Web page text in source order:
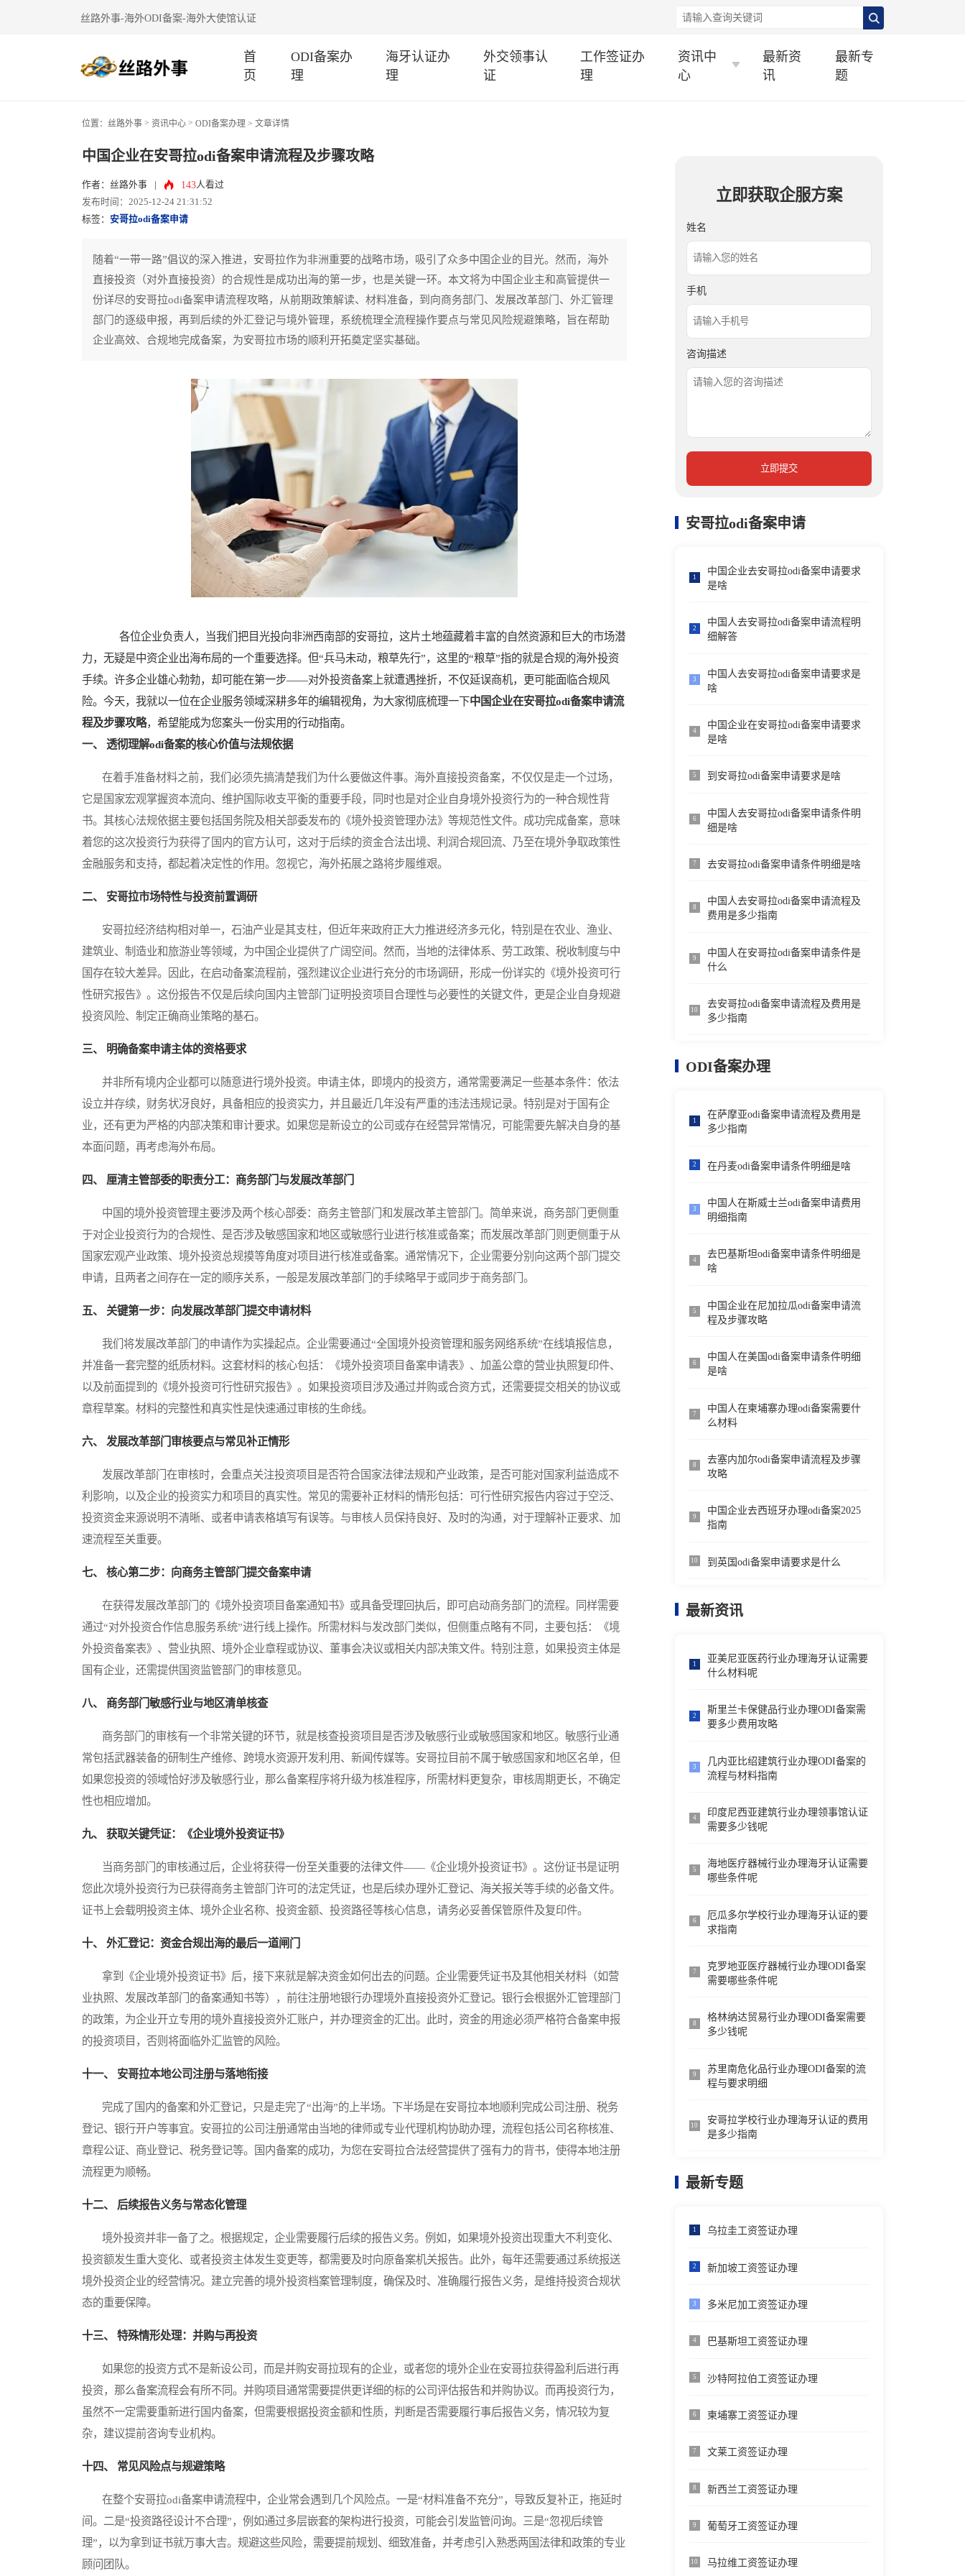
丝路外事-海外ODI备案-海外大使馆认证
首
页
ODI备案办
理
海牙认证办
理
外交领事认
证
工作签证办
理
资讯中
心
最新资
讯
最新专
题
位置： 丝路外事 > 资讯中心 > ODI备案办理 > 文章详情
中国企业在安哥拉odi备案申请流程及步骤攻略
作者：丝路外事 143人看过
发布时间：2025-12-24 21:31:52
标签： 安哥拉odi备案申请
随着“一带一路”倡议的深入推进，安哥拉作为非洲重要的战略市场，吸引了众多中国企业的目光。然而，海外
直接投资（对外直接投资）的合规性是成功出海的第一步，也是关键一环。本文将为中国企业主和高管提供一
份详尽的安哥拉odi备案申请流程攻略，从前期政策解读、材料准备，到向商务部门、发展改革部门、外汇管理
部门的逐级申报，再到后续的外汇登记与境外管理，系统梳理全流程操作要点与常见风险规避策略，旨在帮助
企业高效、合规地完成备案，为安哥拉市场的顺利开拓奠定坚实基础。
各位企业负责人，当我们把目光投向非洲西南部的安哥拉，这片土地蕴藏着丰富的自然资源和巨大的市场潜
力，无疑是中资企业出海布局的一个重要选择。但“兵马未动，粮草先行”，这里的“粮草”指的就是合规的海外投资
手续。许多企业雄心勃勃，却可能在第一步——对外投资备案上就遭遇挫折，不仅延误商机，更可能面临合规风
险。今天，我就以一位在企业服务领域深耕多年的编辑视角，为大家彻底梳理一下中国企业在安哥拉odi备案申请流
程及步骤攻略，希望能成为您案头一份实用的行动指南。
一、 透彻理解odi备案的核心价值与法规依据
在着手准备材料之前，我们必须先搞清楚我们为什么要做这件事。海外直接投资备案，不仅仅是走一个过场，
它是国家宏观掌握资本流向、维护国际收支平衡的重要手段，同时也是对企业自身境外投资行为的一种合规性背
书。其核心法规依据主要包括国务院及相关部委发布的《境外投资管理办法》等规范性文件。成功完成备案，意味
着您的这次投资行为获得了国内的官方认可，这对于后续的资金合法出境、利润合规回流、乃至在境外争取政策性
金融服务和支持，都起着决定性的作用。忽视它，海外拓展之路将步履维艰。
二、 安哥拉市场特性与投资前置调研
安哥拉经济结构相对单一，石油产业是其支柱，但近年来政府正大力推进经济多元化，特别是在农业、渔业、
建筑业、制造业和旅游业等领域，为中国企业提供了广阔空间。然而，当地的法律体系、劳工政策、税收制度与中
国存在较大差异。因此，在启动备案流程前，强烈建议企业进行充分的市场调研，形成一份详实的《境外投资可行
性研究报告》。这份报告不仅是后续向国内主管部门证明投资项目合理性与必要性的关键文件，更是企业自身规避
投资风险、制定正确商业策略的基石。
三、 明确备案申请主体的资格要求
并非所有境内企业都可以随意进行境外投资。申请主体，即境内的投资方，通常需要满足一些基本条件：依法
设立并存续，财务状冴良好，具备相应的投资实力，并且最近几年没有严重的违法违规记录。特别是对于国有企
业，还有更为严格的内部决策和审计要求。如果您是新设立的公司或存在经营异常情况，可能需要先解决自身的基
本面问题，再考虑海外布局。
四、 厘清主管部委的职责分工：商务部门与发展改革部门
中国的境外投资管理主要涉及两个核心部委：商务主管部门和发展改革主管部门。简单来说，商务部门更侧重
于对企业投资行为的合规性、是否涉及敏感国家和地区或敏感行业进行核准或备案；而发展改革部门则更侧重于从
国家宏观产业政策、境外投资总规摸等角度对项目进行核准或备案。通常情况下，企业需要分别向这两个部门提交
申请，且两者之间存在一定的顺序关系，一般是发展改革部门的手续略早于或同步于商务部门。
五、 关键第一步：向发展改革部门提交申请材料
我们将发展改革部门的申请作为实操起点。企业需要通过“全国境外投资管理和服务网络系统”在线填报信息，
并准备一套完整的纸质材料。这套材料的核心包括：《境外投资项目备案申请表》、加盖公章的营业执照复印件、
以及前面提到的《境外投资可行性研究报告》。如果投资项目涉及通过并购或合资方式，还需要提交相关的协议或
章程草案。材料的完整性和真实性是快速通过审核的生命线。
六、 发展改革部门审核要点与常见补正情形
发展改革部门在审核时，会重点关注投资项目是否符合国家法律法规和产业政策，是否可能对国家利益造成不
利影响，以及企业的投资实力和项目的真实性。常见的需要补正材料的情形包括：可行性研究报告内容过于空泛、
投资资金来源说明不清晰、或者申请表格填写有误等。与审核人员保持良好、及时的沟通，对于理解补正要求、加
速流程至关重要。
七、 核心第二步：向商务主管部门提交备案申请
在获得发展改革部门的《境外投资项目备案通知书》或具备受理回执后，即可启动商务部门的流程。同样需要
通过“对外投资合作信息服务系统”进行线上操作。所需材料与发改部门类似，但侧重点略有不同，主要包括：《境
外投资备案表》、营业执照、境外企业章程或协议、董事会决议或相关内部决策文件。特别注意，如果投资主体是
国有企业，还需提供国资监管部门的审核意见。
八、 商务部门敏感行业与地区清单核查
商务部门的审核有一个非常关键的环节，就是核查投资项目是否涉及敏感行业或敏感国家和地区。敏感行业通
常包括武器装备的研制生产维修、跨境水资源开发利用、新闻传媒等。安哥拉目前不属于敏感国家和地区名单，但
如果您投资的领域恰好涉及敏感行业，那么备案程序将升级为核准程序，所需材料更复杂，审核周期更长，不确定
性也相应增加。
九、 获取关键凭证：《企业境外投资证书》
当商务部门的审核通过后，企业将获得一份至关重要的法律文件——《企业境外投资证书》。这份证书是证明
您此次境外投资行为已获得商务主管部门许可的法定凭证，也是后续办理外汇登记、海关报关等手续的必备文件。
证书上会载明投资主体、境外企业名称、投资金额、投资路径等核心信息，请务必妥善保管原件及复印件。
十、 外汇登记：资金合规出海的最后一道闸门
拿到《企业境外投资证书》后，接下来就是解决资金如何出去的问题。企业需要凭证书及其他相关材料（如营
业执照、发展改革部门的备案通知书等），前往注册地银行办理境外直接投资外汇登记。银行会根据外汇管理部门
的政策，为企业开立专用的境外直接投资外汇账户，并办理资金的汇出。此时，资金的用途必须严格符合备案申报
的投资项目，否则将面临外汇监管的风险。
十一、 安哥拉本地公司注册与落地衔接
完成了国内的备案和外汇登记，只是走完了“出海”的上半场。下半场是在安哥拉本地顺利完成公司注册、税务
登记、银行开户等事宜。安哥拉的公司注册通常由当地的律师或专业代理机构协助办理，流程包括公司名称核准、
章程公证、商业登记、税务登记等。国内备案的成功，为您在安哥拉合法经营提供了强有力的背书，使得本地注册
流程更为顺畅。
十二、 后续报告义务与常态化管理
境外投资并非一备了之。根据规定，企业需要履行后续的报告义务。例如，如果境外投资出现重大不利变化、
投资额发生重大变化、或者投资主体发生变更等，都需要及时向原备案机关报告。此外，每年还需要通过系统报送
境外投资企业的经营情况。建立完善的境外投资档案管理制度，确保及时、准确履行报告义务，是维持投资合规状
态的重要保障。
十三、 特殊情形处理：并购与再投资
如果您的投资方式不是新设公司，而是并购安哥拉现有的企业，或者您的境外企业在安哥拉获得盈利后进行再
投资，那么备案流程会有所不同。并购项目通常需要提供更详细的标的公司评估报告和并购协议。而再投资行为，
虽然不一定需要重新进行国内备案，但需要根据投资金额和性质，判断是否需要履行事后报告义务，情况较为复
杂，建议提前咨询专业机构。
十四、 常见风险点与规避策略
在整个安哥拉odi备案申请流程中，企业常会遇到几个风险点。一是“材料准备不充分”，导致反复补正，拖延时
间。二是“投资路径设计不合理”，例如通过多层嵌套的架构进行投资，可能会引发监管问询。三是“忽视后续管
理”，以为拿到证书就万事大吉。规避这些风险，需要提前规划、细致准备，并考虑引入熟悉两国法律和政策的专业
顾问团队。
立即获取企服方案
姓名
手机
咨询描述
立即提交
安哥拉odi备案申请
1
中国企业去安哥拉odi备案申请要求
是啥
2
中国人去安哥拉odi备案申请流程明
细解答
3
中国人去安哥拉odi备案申请要求是
啥
4
中国企业在安哥拉odi备案申请要求
是啥
5 到安哥拉odi备案申请要求是啥
6
中国人去安哥拉odi备案申请条件明
细是啥
7 去安哥拉odi备案申请条件明细是啥
8
中国人去安哥拉odi备案申请流程及
费用是多少指南
9
中国人在安哥拉odi备案申请条件是
什么
10
去安哥拉odi备案申请流程及费用是
多少指南
ODI备案办理
1
在萨摩亚odi备案申请流程及费用是
多少指南
2 在丹麦odi备案申请条件明细是啥
3
中国人在斯威士兰odi备案申请费用
明细指南
4
去巴基斯坦odi备案申请条件明细是
啥
5
中国企业在尼加拉瓜odi备案申请流
程及步骤攻略
6
中国人在美国odi备案申请条件明细
是啥
7
中国人在柬埔寨办理odi备案需要什
么材料
8
去塞内加尔odi备案申请流程及步骤
攻略
9
中国企业去西班牙办理odi备案2025
指南
10 到英国odi备案申请要求是什么
最新资讯
1
亚美尼亚医药行业办理海牙认证需要
什么材料呢
2
斯里兰卡保健品行业办理ODI备案需
要多少费用攻略
3
几内亚比绍建筑行业办理ODI备案的
流程与材料指南
4
印度尼西亚建筑行业办理领事馆认证
需要多少钱呢
5
海地医疗器械行业办理海牙认证需要
哪些条件呢
6
厄瓜多尔学校行业办理海牙认证的要
求指南
7
克罗地亚医疗器械行业办理ODI备案
需要哪些条件呢
8
格林纳达贸易行业办理ODI备案需要
多少钱呢
9
苏里南危化品行业办理ODI备案的流
程与要求明细
10
安哥拉学校行业办理海牙认证的费用
是多少指南
最新专题
1 乌拉圭工资签证办理
2 新加坡工资签证办理
3 多米尼加工资签证办理
4 巴基斯坦工资签证办理
5 沙特阿拉伯工资签证办理
6 柬埔寨工资签证办理
7 文莱工资签证办理
8 新西兰工资签证办理
9 葡萄牙工资签证办理
10 马拉维工资签证办理